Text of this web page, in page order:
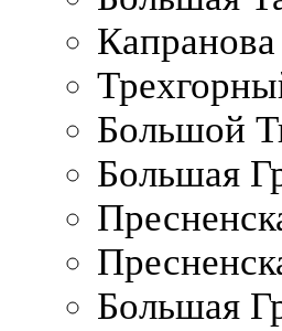
Большой
Большая
Большая